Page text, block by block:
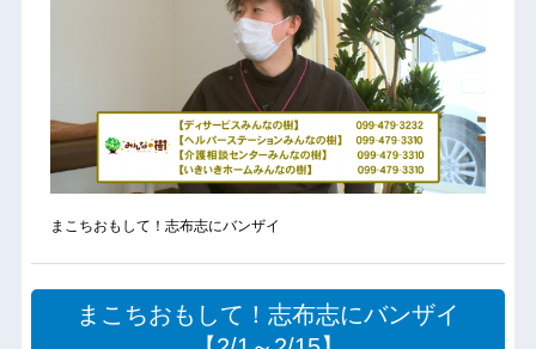
まこちおもして！志布志にバンザイ
まこちおもして！志布志にバンザイ